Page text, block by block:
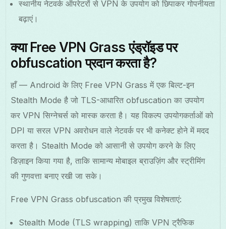
स्थानीय नेटवर्क ऑपरेटरों से VPN के उपयोग को छिपाकर गोपनीयता
बढ़ाएं।
क्या Free VPN Grass एंड्रॉइड पर
obfuscation प्रदान करता है?
हाँ — Android के लिए Free VPN Grass में एक बिल्ट-इन
Stealth Mode है जो TLS-आधारित obfuscation का उपयोग
कर VPN सिग्नेचर्स को मास्क करता है। यह विकल्प उपयोगकर्ताओं को
DPI या सरल VPN अवरोधन वाले नेटवर्क पर भी कनेक्ट होने में मदद
करता है। Stealth Mode को आसानी से उपयोग करने के लिए
डिज़ाइन किया गया है, ताकि सामान्य मोबाइल ब्राउज़िंग और स्ट्रीमिंग
की गुणवत्ता बनाए रखी जा सके।
Free VPN Grass obfuscation की प्रमुख विशेषताएं:
Stealth Mode (TLS wrapping) ताकि VPN ट्रैफिक